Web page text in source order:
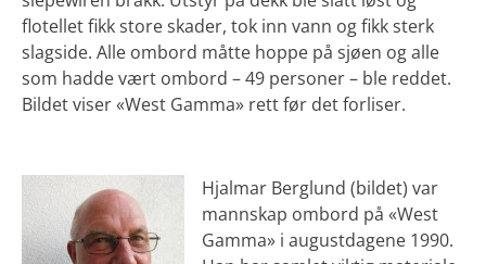
flotellet fikk store skader, tok inn vann og fikk sterk
slagside. Alle ombord måtte hoppe på sjøen og alle
som hadde vært ombord – 49 personer – ble reddet.
Bildet viser «West Gamma» rett før det forliser.
Hjalmar Berglund (bildet) var
mannskap ombord på «West
Gamma» i augustdagene 1990.